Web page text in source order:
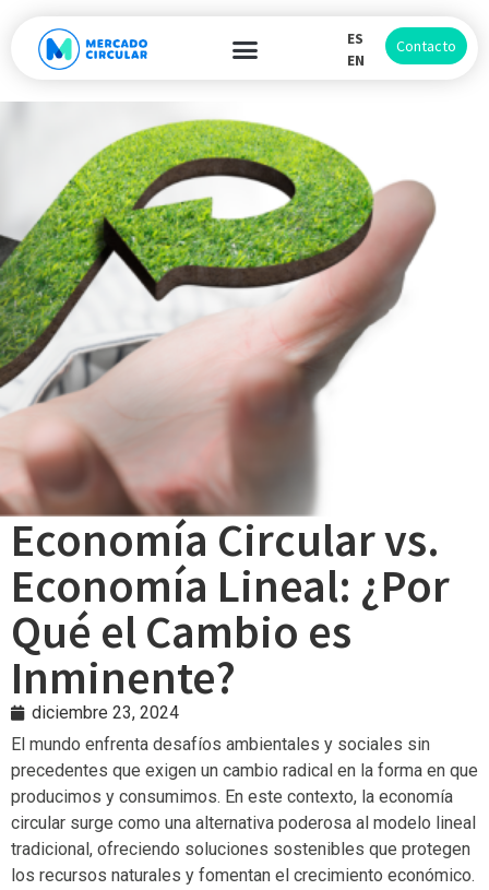
ES
EN
Contacto
Economía Circular vs.
Economía Lineal: ¿Por
Qué el Cambio es
Inminente?
diciembre 23, 2024
El mundo enfrenta desafíos ambientales y sociales sin
precedentes que exigen un cambio radical en la forma en que
producimos y consumimos. En este contexto, la economía
circular surge como una alternativa poderosa al modelo lineal
tradicional, ofreciendo soluciones sostenibles que protegen
los recursos naturales y fomentan el crecimiento económico.